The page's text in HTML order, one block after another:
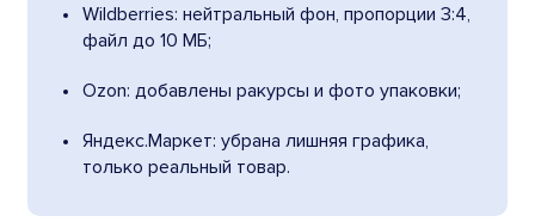
Wildberries: нейтральный фон, пропорции 3:4,
файл до 10 МБ;
Ozon: добавлены ракурсы и фото упаковки;
Яндекс.Маркет: убрана лишняя графика,
только реальный товар.